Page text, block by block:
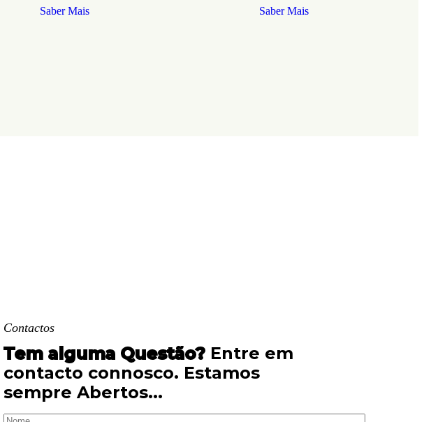
Saber Mais Saber Mais
Contactos
Tem alguma Questão? Entre em
contacto connosco. Estamos
sempre Abertos...